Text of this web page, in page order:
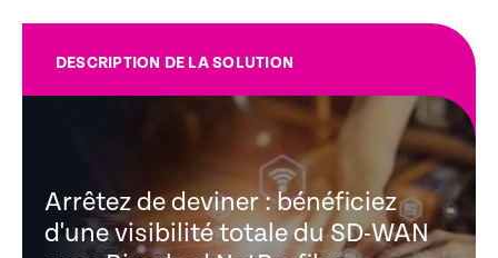
DESCRIPTION DE LA SOLUTION
Arrêtez de deviner : bénéficiez
d'une visibilité totale du SD-WAN